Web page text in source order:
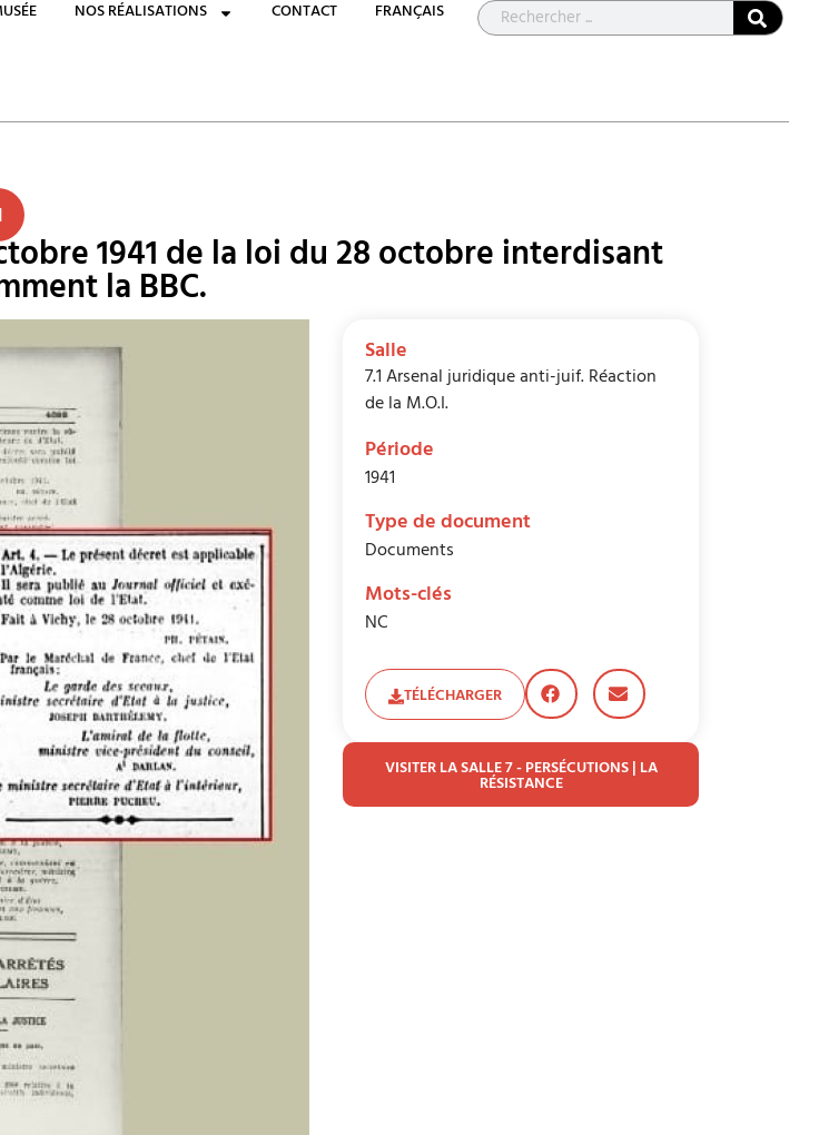
NOS RÉALISATIONS CONTACT FRANÇAIS
1941 de la loi du 28 octobre interdisant
la BBC.
Salle
7.1 Arsenal juridique anti-juif. Réaction
de la M.O.I.
Période
1941
Type de document
Documents
Mots-clés
NC
TÉLÉCHARGER
VISITER LA SALLE 7 - PERSÉCUTIONS | LA
RÉSISTANCE